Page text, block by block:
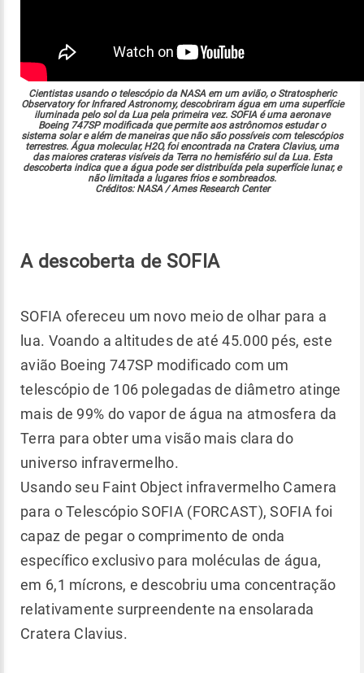
Cientistas usando o telescópio da NASA em um avião, o Stratospheric
Observatory for Infrared Astronomy, descobriram água em uma superfície
iluminada pelo sol da Lua pela primeira vez. SOFIA é uma aeronave
Boeing 747SP modificada que permite aos astrônomos estudar o
sistema solar e além de maneiras que não são possíveis com telescópios
terrestres. Água molecular, H2O, foi encontrada na Cratera Clavius, uma
das maiores crateras visíveis da Terra no hemisfério sul da Lua. Esta
descoberta indica que a água pode ser distribuída pela superfície lunar, e
não limitada a lugares frios e sombreados.
Créditos: NASA / Ames Research Center
A descoberta de SOFIA
SOFIA ofereceu um novo meio de olhar para a
lua. Voando a altitudes de até 45.000 pés, este
avião Boeing 747SP modificado com um
telescópio de 106 polegadas de diâmetro atinge
mais de 99% do vapor de água na atmosfera da
Terra para obter uma visão mais clara do
universo infravermelho.
Usando seu Faint Object infravermelho Camera
para o Telescópio SOFIA (FORCAST), SOFIA foi
capaz de pegar o comprimento de onda
específico exclusivo para moléculas de água,
em 6,1 mícrons, e descobriu uma concentração
relativamente surpreendente na ensolarada
Cratera Clavius.